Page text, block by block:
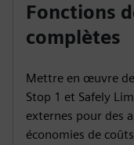
Fonctions
complètes
Mettre en œuvre
Stop 1 et Safely
externes pour des
économies de